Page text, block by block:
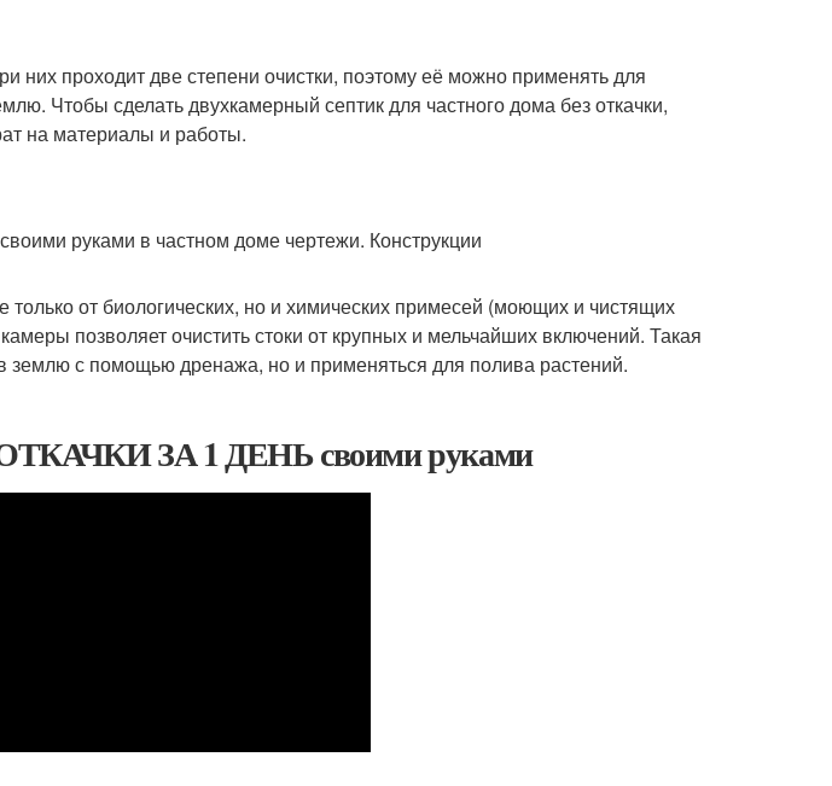
них проходит две степени очистки, поэтому её можно применять для
Чтобы сделать двухкамерный септик для частного дома без откачки,
на материалы и работы.
от биологических, но и химических примесей (моющих и чистящих
позволяет очистить стоки от крупных и мельчайших включений. Такая
землю с помощью дренажа, но и применяться для полива растений.
ЗА 1 ДЕНЬ своими руками